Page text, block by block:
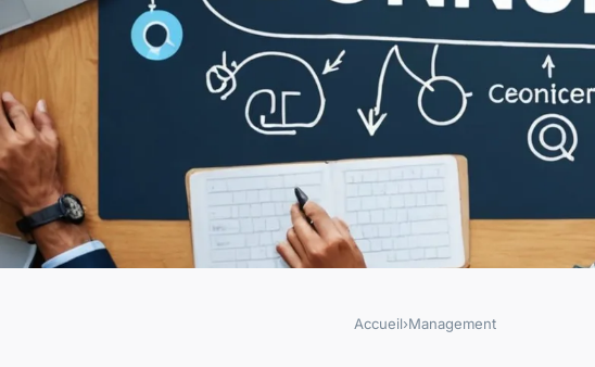
Accueil›Management